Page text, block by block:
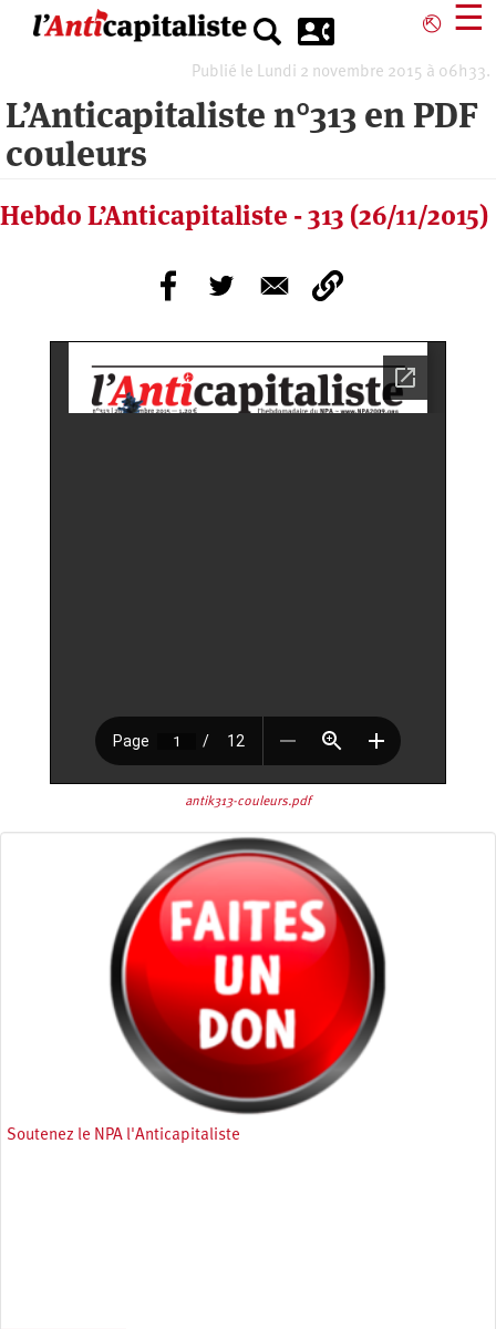
⎋ ☰
Publié le Lundi 2 novembre 2015 à 06h33.
L’Anticapitaliste n°313 en PDF
couleurs
Hebdo L’Anticapitaliste - 313 (26/11/2015)
antik313-couleurs.pdf
Soutenez le NPA l'Anticapitaliste